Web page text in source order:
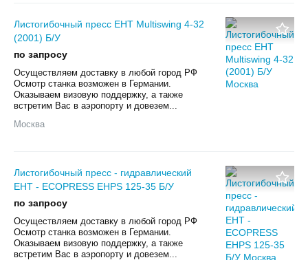
Листогибочный пресс EHT Multiswing 4-32
(2001) Б/У
по запросу
Осуществляем доставку в любой город РФ
Осмотр станка возможен в Германии.
Оказываем визовую поддержку, а также
встретим Вас в аэропорту и довезем...
Москва
Листогибочный пресс - гидравлический
EHT - ECOPRESS EHPS 125-35 Б/У
по запросу
Осуществляем доставку в любой город РФ
Осмотр станка возможен в Германии.
Оказываем визовую поддержку, а также
встретим Вас в аэропорту и довезем...